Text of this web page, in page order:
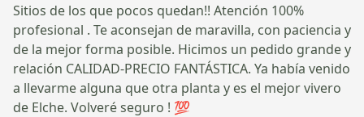
Sitios de los que pocos quedan!! Atención 100%
profesional . Te aconsejan de maravilla, con paciencia y
de la mejor forma posible. Hicimos un pedido grande y
relación CALIDAD-PRECIO FANTÁSTICA. Ya había venido
a llevarme alguna que otra planta y es el mejor vivero
de Elche. Volveré seguro ! 💯